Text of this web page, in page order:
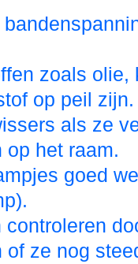
zoals olie,
op peil zijn.
als ze
op het raam.
goed
of ze nog